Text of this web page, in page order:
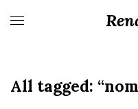
All tagged: